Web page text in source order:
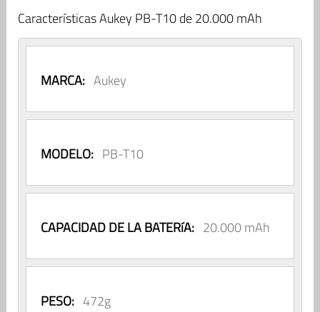
Características Aukey PB-T10 de 20.000 mAh
MARCA: Aukey
MODELO: PB-T10
CAPACIDAD DE LA BATERíA: 20.000 mAh
PESO: 472g